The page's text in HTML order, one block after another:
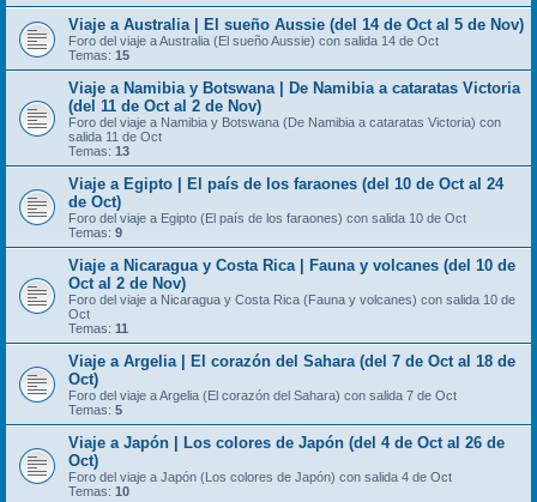
Viaje a Australia | El sueño Aussie (del 14 de Oct al 5 de Nov)
Foro del viaje a Australia (El sueño Aussie) con salida 14 de Oct
Temas: 15
Viaje a Namibia y Botswana | De Namibia a cataratas Victoria
(del 11 de Oct al 2 de Nov)
Foro del viaje a Namibia y Botswana (De Namibia a cataratas Victoria) con
salida 11 de Oct
Temas: 13
Viaje a Egipto | El país de los faraones (del 10 de Oct al 24
de Oct)
Foro del viaje a Egipto (El país de los faraones) con salida 10 de Oct
Temas: 9
Viaje a Nicaragua y Costa Rica | Fauna y volcanes (del 10 de
Oct al 2 de Nov)
Foro del viaje a Nicaragua y Costa Rica (Fauna y volcanes) con salida 10 de
Oct
Temas: 11
Viaje a Argelia | El corazón del Sahara (del 7 de Oct al 18 de
Oct)
Foro del viaje a Argelia (El corazón del Sahara) con salida 7 de Oct
Temas: 5
Viaje a Japón | Los colores de Japón (del 4 de Oct al 26 de
Oct)
Foro del viaje a Japón (Los colores de Japón) con salida 4 de Oct
Temas: 10